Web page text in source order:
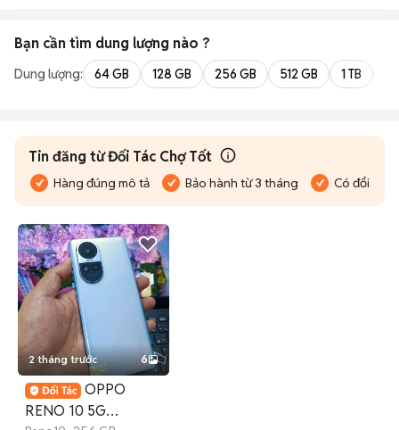
Bạn cần tìm dung lượng nào ?
Dung lượng: 64 GB 128 GB 256 GB 512 GB 1 TB
Tin đăng từ Đối Tác Chợ Tốt
Hàng đúng mô tả Bảo hành từ 3 tháng Có đổi trả
2 tháng trước 6
OPPO
RENO 10 5G